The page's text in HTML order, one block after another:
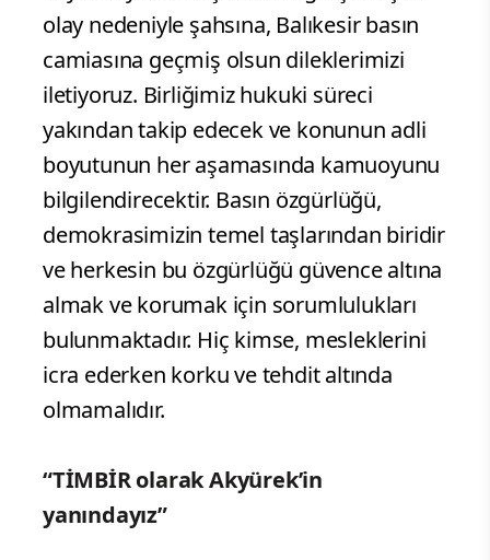
olay nedeniyle şahsına, Balıkesir basın
camiasına geçmiş olsun dileklerimizi
iletiyoruz. Birliğimiz hukuki süreci
yakından takip edecek ve konunun adli
boyutunun her aşamasında kamuoyunu
bilgilendirecektir. Basın özgürlüğü,
demokrasimizin temel taşlarından biridir
ve herkesin bu özgürlüğü güvence altına
almak ve korumak için sorumlulukları
bulunmaktadır. Hiç kimse, mesleklerini
icra ederken korku ve tehdit altında
olmamalıdır.
“TİMBİR olarak Akyürek’in
yanındayız”